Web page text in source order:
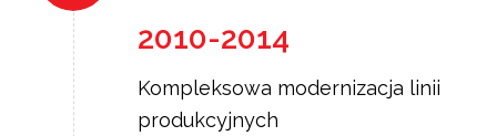
2010-2014
Kompleksowa modernizacja linii
produkcyjnych